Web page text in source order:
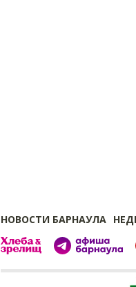
НОВОСТИ БАРНАУЛА